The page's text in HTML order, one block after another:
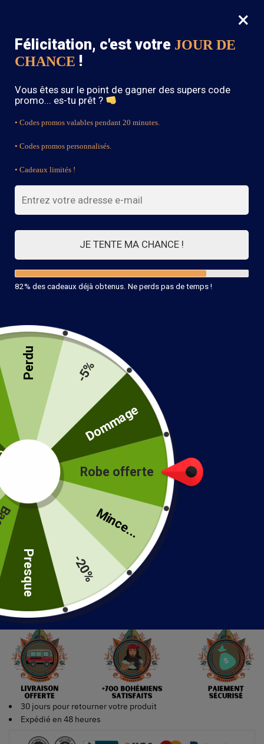
0
SOLDES : -15% sur toute la boutique avec le code « BOHEME15 »
Blouse Bohème Rouge à Pois
30.99€
Couleur
30 jours pour retourner votre produit
Expédié en 48 heures
×
Félicitation, c'est votre JOUR DE
CHANCE !
Vous êtes sur le point de gagner des supers code
promo... es-tu prêt ?
• Codes promos valables pendant 20 minutes.
• Codes promos personnalisés.
• Cadeaux limités !
JE TENTE MA CHANCE !
82% des cadeaux déjà obtenus. Ne perds pas de temps !
Robe offerte
Mince...
-20%
Presque
Perdu -5%
Dommage